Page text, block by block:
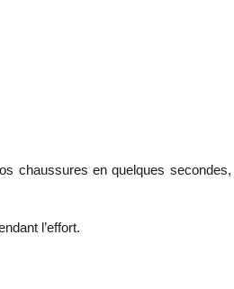
chaussures en quelques secondes,
l’effort.